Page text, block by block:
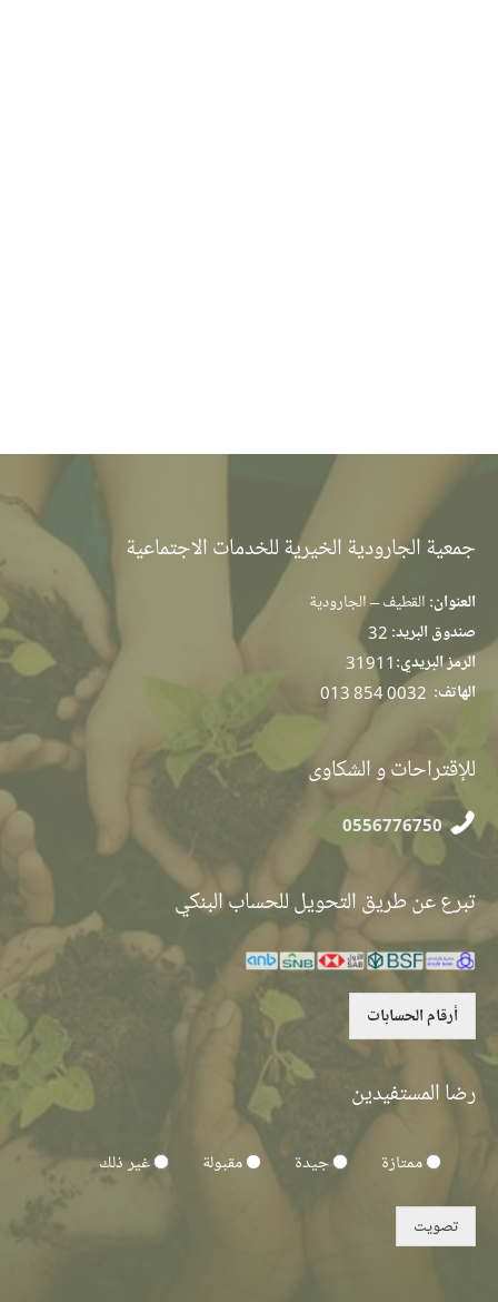
جمعية الجارودية الخيرية للخدمات الاجتماعية
العنوان: القطيف – الجارودية
صندوق البريد:
الرمز البريدي: 31911
الهاتف: 013 854 0032
للإقتراحات و الشكاوى
0556776750
تبرع عن طريق التحويل للحساب البنكي
أرقام الحسابات
رضا المستفيدين
ممتازة جيدة مقبولة غير ذلك
تصويت